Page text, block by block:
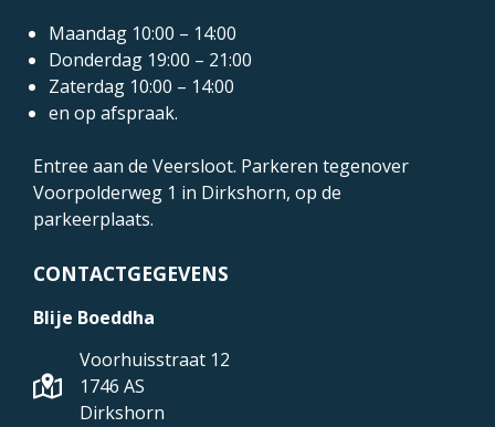
Maandag 10:00 – 14:00
Donderdag 19:00 – 21:00
Zaterdag 10:00 – 14:00
en op afspraak.
Entree aan de Veersloot. Parkeren tegenover
Voorpolderweg 1 in Dirkshorn, op de
parkeerplaats.
CONTACTGEGEVENS
Blije Boeddha
Voorhuisstraat 12
1746 AS
Dirkshorn